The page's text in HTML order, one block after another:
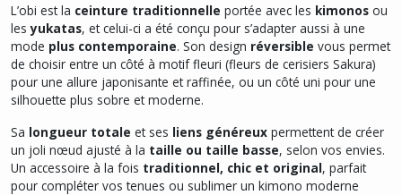
L’obi est la ceinture traditionnelle portée avec les kimonos ou
lesyukatas, et celui-ci a été conçu pour s’adapter aussi à une
mode plus contemporaine. Son design réversible vous permet
de choisir entre un côté à motif fleuri (fleurs de cerisiers Sakura)
pour une allure japonisante et raffinée, ou un côté uni pour une
silhouette plus sobre et moderne.
Sa longueur totale et ses liens généreux permettent de créer
un joli nœud ajusté à la taille ou taille basse, selon vos envies.
Un accessoire à la fois traditionnel, chic et original, parfait
pour compléter vos tenues ou sublimer un kimono moderne